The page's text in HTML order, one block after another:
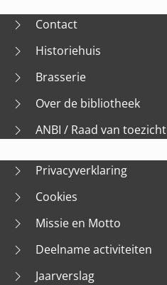
Contact
Historiehuis
Brasserie
Over de bibliotheek
ANBI / Raad van toezicht
Privacyverklaring
Cookies
Missie en Motto
Deelname activiteiten
Jaarverslag